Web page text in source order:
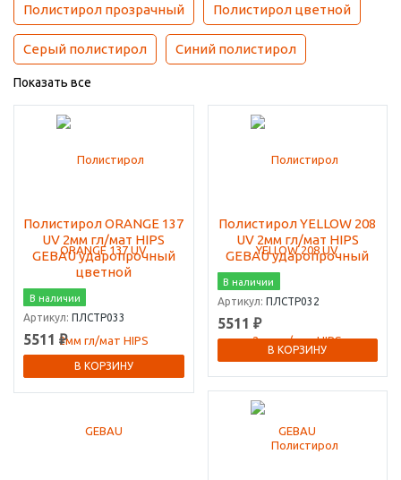
Полистирол прозрачный Полистирол цветной
Серый полистирол Синий полистирол
Показать все
Полистирол ORANGE 137
UV 2мм гл/мат HIPS
GEBAU ударопрочный
цветной
В наличии
Артикул: ПЛСТР033
5511 ₽
В КОРЗИНУ
Полистирол YELLOW 208
UV 2мм гл/мат HIPS
GEBAU ударопрочный
В наличии
Артикул: ПЛСТР032
5511 ₽
В КОРЗИНУ